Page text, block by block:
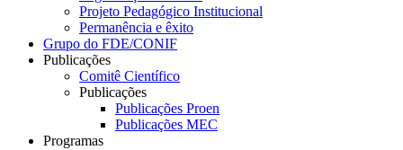
Projeto Pedagógico Institucional
Permanência e êxito
Grupo do FDE/CONIF
Publicações
Comitê Científico
Publicações
Publicações Proen
Publicações MEC
Programas